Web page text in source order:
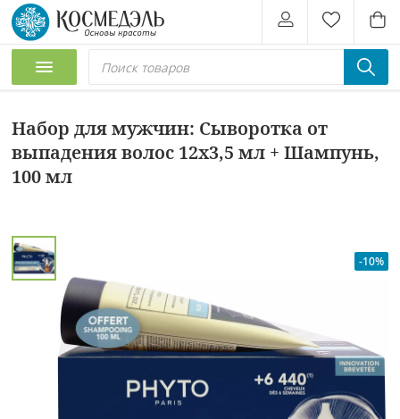
Набор для мужчин: Сыворотка от
выпадения волос 12х3,5 мл + Шампунь,
100 мл
-10%